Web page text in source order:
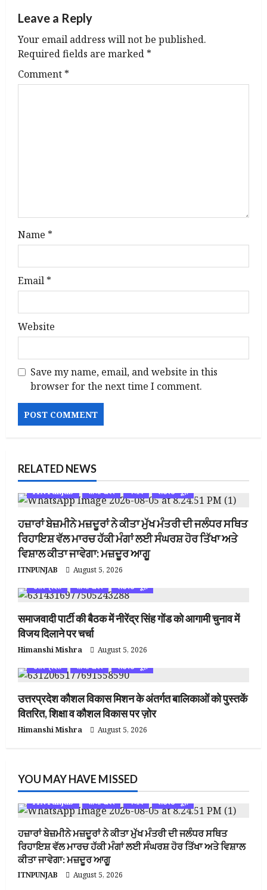
a
v
i
g
n
Leave a Reply
Your email address will not be published.
Required fields are marked *
Comment *
Name *
Email *
Website
Save my name, email, and website in this
browser for the next time I comment.
RELATED NEWS
ITN Punjab ताजा खबर पंजाब लेटेस्ट न्यूज़
ਹਜ਼ਾਰਾਂ ਬੇਜ਼ਮੀਨੇ ਮਜ਼ਦੂਰਾਂ ਨੇ ਕੀਤਾ ਮੁੱਖ ਮੰਤਰੀ ਦੀ ਜਲੰਧਰ ਸਥਿਤ
ਰਿਹਾਇਸ਼ ਵੱਲ ਮਾਰਚ ਹੱਕੀ ਮੰਗਾਂ ਲਈ ਸੰਘਰਸ਼ ਹੋਰ ਤਿੱਖਾ ਅਤੇ
ਵਿਸ਼ਾਲ ਕੀਤਾ ਜਾਵੇਗਾ: ਮਜ਼ਦੂਰ ਆਗੂ
ITNPUNJAB
August 5, 2026
उत्तर प्रदेश
ताजा खबर लेटेस्ट न्यूज़
समाजवादी पार्टी की बैठक में नीरेंद्र सिंह गोंड को आगामी चुनाव में
विजय दिलाने पर चर्चा
Himanshi Mishra
August 5, 2026
उत्तर प्रदेश
ताजा खबर लेटेस्ट न्यूज़
उत्तरप्रदेश कौशल विकास मिशन के अंतर्गत बालिकाओं को पुस्तकें
वितरित, शिक्षा व कौशल विकास पर ज़ोर
Himanshi Mishra August 5, 2026
YOU MAY HAVE MISSED
ITN Punjab ताजा खबर पंजाब लेटेस्ट न्यूज़
ਹਜ਼ਾਰਾਂ ਬੇਜ਼ਮੀਨੇ ਮਜ਼ਦੂਰਾਂ ਨੇ ਕੀਤਾ ਮੁੱਖ ਮੰਤਰੀ ਦੀ ਜਲੰਧਰ ਸਥਿਤ
ਰਿਹਾਇਸ਼ ਵੱਲ ਮਾਰਚ ਹੱਕੀ ਮੰਗਾਂ ਲਈ ਸੰਘਰਸ਼ ਹੋਰ ਤਿੱਖਾ ਅਤੇ ਵਿਸ਼ਾਲ
ਕੀਤਾ ਜਾਵੇਗਾ: ਮਜ਼ਦੂਰ ਆਗੂ
ITNPUNJAB
August 5, 2026